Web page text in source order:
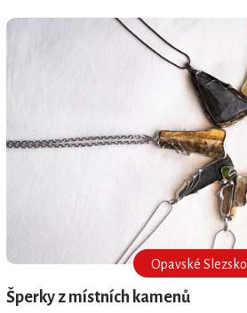
Opavské Slezsko
Šperky z místních kamenů